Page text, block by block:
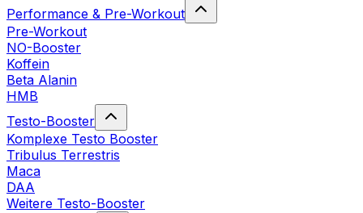
Performance & Pre-Workout
Pre-Workout
NO-Booster
Koffein
Beta Alanin
HMB
Testo-Booster
Komplexe Testo Booster
Tribulus Terrestris
Maca
DAA
Weitere Testo-Booster